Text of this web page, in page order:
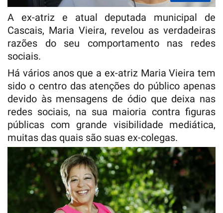
A ex-atriz e atual deputada municipal de
Cascais, Maria Vieira, revelou as verdadeiras
razões do seu comportamento nas redes
sociais.
Há vários anos que a ex-atriz Maria Vieira tem
sido o centro das atenções do público apenas
devido às mensagens de ódio que deixa nas
redes sociais, na sua maioria contra figuras
públicas com grande visibilidade mediática,
muitas das quais são suas ex-colegas.